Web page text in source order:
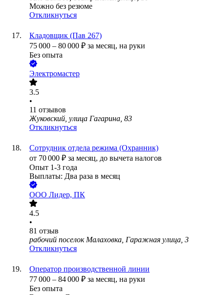
Можно без резюме
Откликнуться
Кладовщик (Пав 267)
75 000 – 80 000 ₽ за месяц, на руки
Без опыта
Электромастер
3.5
•
11 отзывов
Жуковский, улица Гагарина, 83
Откликнуться
Сотрудник отдела режима (Охранник)
от 70 000 ₽ за месяц, до вычета налогов
Опыт 1-3 года
Выплаты: Два раза в месяц
ООО Лидер, ПК
4.5
•
81 отзыв
рабочий поселок Малаховка, Гаражная улица, 3
Откликнуться
Оператор производственной линии
77 000 – 84 000 ₽ за месяц, на руки
Без опыта